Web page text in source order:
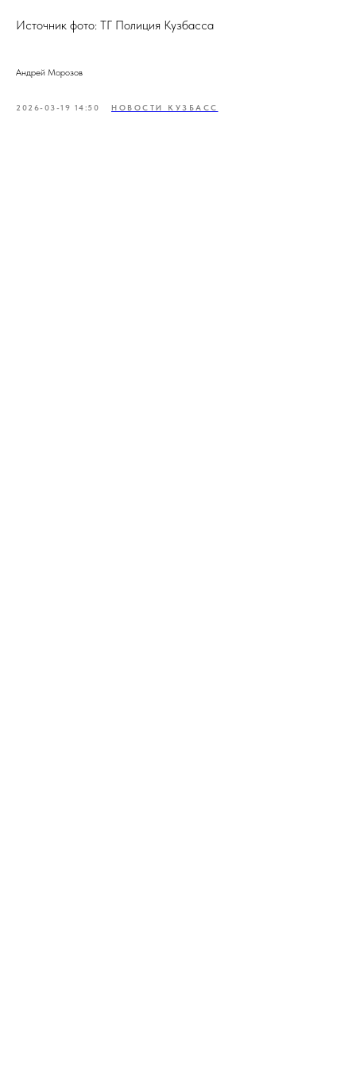
Источник фото: ТГ Полиция Кузбасса
Андрей Морозов
2026-03-19 14:50 НОВОСТИ КУЗБАСС